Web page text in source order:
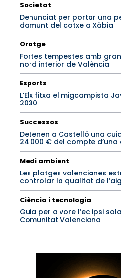
Societat
Denunciat per portar una
damunt del cotxe a Xàbia
Oratge
Fortes tempestes amb
nord interior de València
Esports
L’Elx fitxa el migcampista
2030
Successos
Detenen a Castelló una
24.000 € del compte
Medi ambient
Les platges valencianes
controlar la qualitat de
Ciència i tecnologia
Guia per a vore l’eclipsi
Comunitat Valenciana